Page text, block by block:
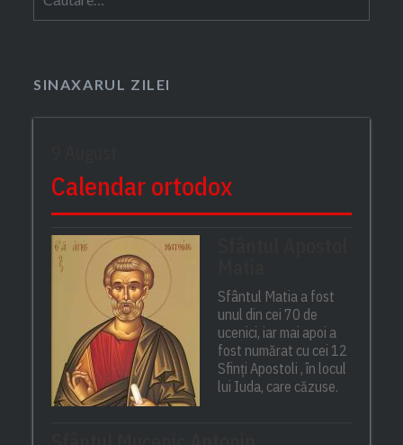
după:
SINAXARUL ZILEI
Calendar ortodox
Sfântul Matia a fost
unul din cei 70 de
ucenici, iar mai apoi a
fost numărat cu cei 12
Sfinți Apostoli , în locul
lui Iuda, care căzuse.